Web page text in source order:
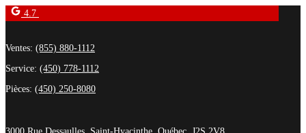
4.7
Ventes: (855) 880-1112
Service: (450) 778-1112
Pièces: (450) 250-8080